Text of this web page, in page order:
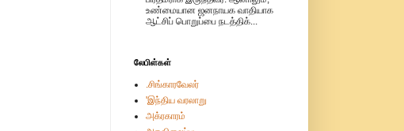
உண்மையான ஜனநாயக வாதியாக
ஆட்சிப் பொறுப்பை நடத்திக்...
லேபிள்கள்
.சிங்காரவேலர்
'இந்திய வரலாறு
அக்ரகாரம்